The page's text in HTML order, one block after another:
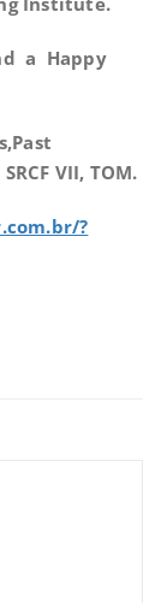
a Happy
VII, TOM.
?